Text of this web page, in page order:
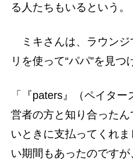
る人たちもいるという。
ミキさんは、ラウンジ
リを使って“パパ”を見つ
「『paters』（ペイタ
営者の方と知り合った
いときに支払ってくれ
い期間もあったのです